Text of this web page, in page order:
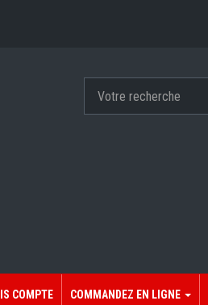
COMPTE COMMANDEZ EN LIGNE